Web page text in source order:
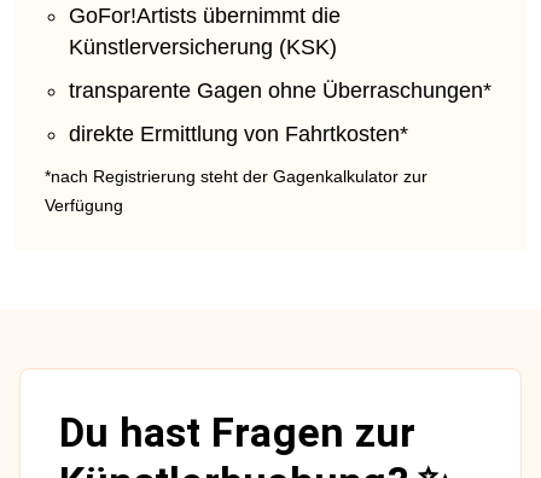
GoFor!Artists übernimmt die
Künstlerversicherung (KSK)
transparente Gagen ohne Überraschungen*
direkte Ermittlung von Fahrtkosten*
*nach Registrierung steht der Gagenkalkulator zur
Verfügung
Du hast Fragen zur